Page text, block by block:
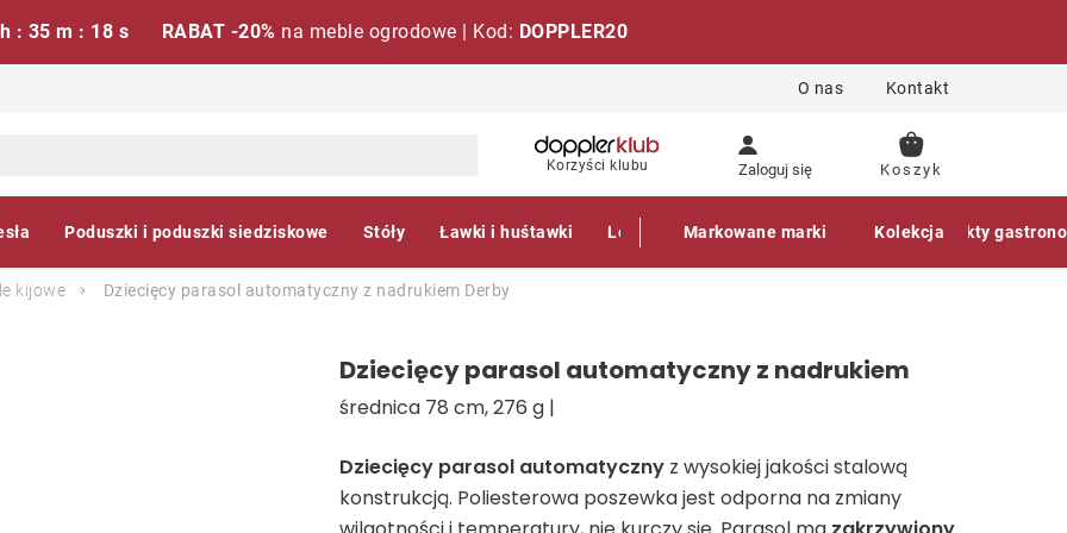
: 35 m : 17 s RABAT -20% na meble ogrodowe | Kod: DOPPLER20
O nas Kontakt
Korzyści klubu Zaloguj się KOSZYK
Poduszki i poduszki siedziskowe Stóły Ławki i huśtawki Leżaki Akcesoria Parasole Produkty
Markowane marki Kolekcja
kijowe Dziecięcy parasol automatyczny z nadrukiem Derby
Dziecięcy parasol automatyczny z nadrukiem
średnica 78 cm, 276 g |
Dziecięcy parasol automatyczny z wysokiej jakości stalową
konstrukcją. Poliesterowa poszewka jest odporna na zmiany